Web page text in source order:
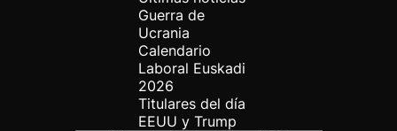
Guerra de
Ucrania
Calendario
Laboral Euskadi
2026
Titulares del día
EEUU y Trump